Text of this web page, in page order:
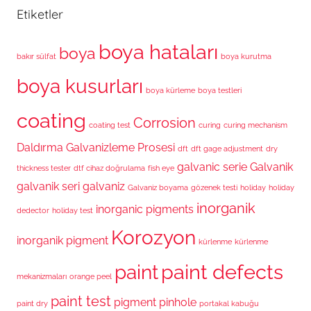
Etiketler
bakır sülfat boya boya hataları boya kurutma
boya kusurları boya kürleme boya testleri
coating coating test Corrosion curing curing mechanism
Daldırma Galvanizleme Prosesi dft dft gage adjustment dry
thickness tester dtf cihaz doğrulama fish eye galvanic serie Galvanik
galvanik seri galvaniz Galvaniz boyama gözenek testi holiday holiday
dedector holiday test inorganic pigments inorganik
inorganik pigment Korozyon kürlenme kürlenme
mekanizmaları orange peel paintpaint defects
paint dry paint test pigment pinhole portakal kabuğu